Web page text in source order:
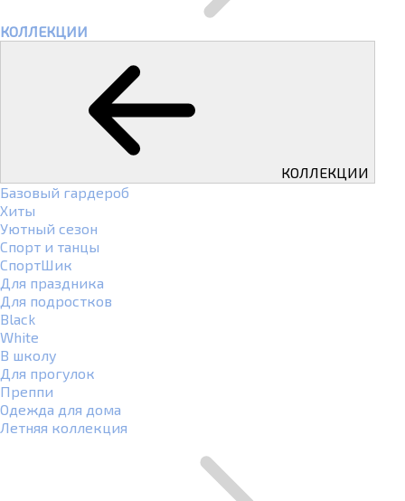
КОЛЛЕКЦИИ
КОЛЛЕКЦИИ
Базовый гардероб
Хиты
Уютный сезон
Спорт и танцы
СпортШик
Для праздника
Для подростков
Black
White
В школу
Для прогулок
Преппи
Одежда для дома
Летняя коллекция